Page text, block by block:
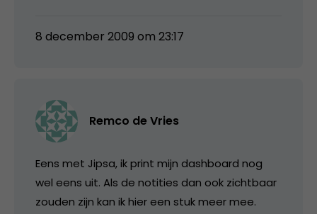
8 december 2009 om 23:17
Remco de Vries
Eens met Jipsa, ik print mijn dashboard nog
wel eens uit. Als de notities dan ook zichtbaar
zouden zijn kan ik hier een stuk meer mee.